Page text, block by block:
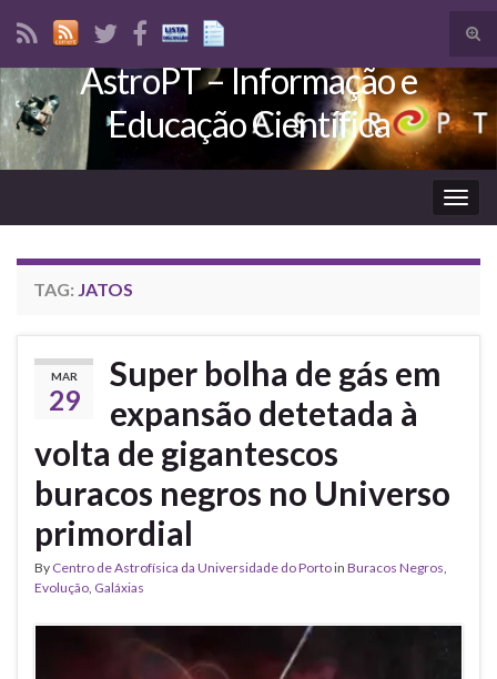
Search for:
AstroPT – Informação e
Educação Científica
TAG: JATOS
MAR
29
Super bolha de gás em
expansão detetada à
volta de gigantescos
buracos negros no Universo
primordial
By Centro de Astrofísica da Universidade do Portoin Buracos Negros,
Evolução, Galáxias